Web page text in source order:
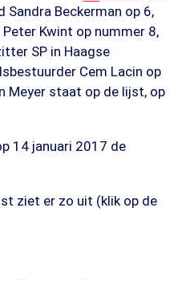
Beckerman op 6,
Kwint op nummer 8,
SP in Haagse
Cem Lacin op
Meyer staat op de lijst, op
14 januari 2017 de
ziet er zo uit (klik op de